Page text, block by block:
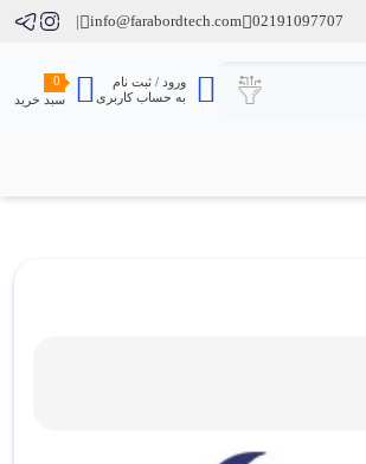
02191097707
info@farabordtech.com
ورود / ثبت نام
به حساب کاربری
0
سبد خرید